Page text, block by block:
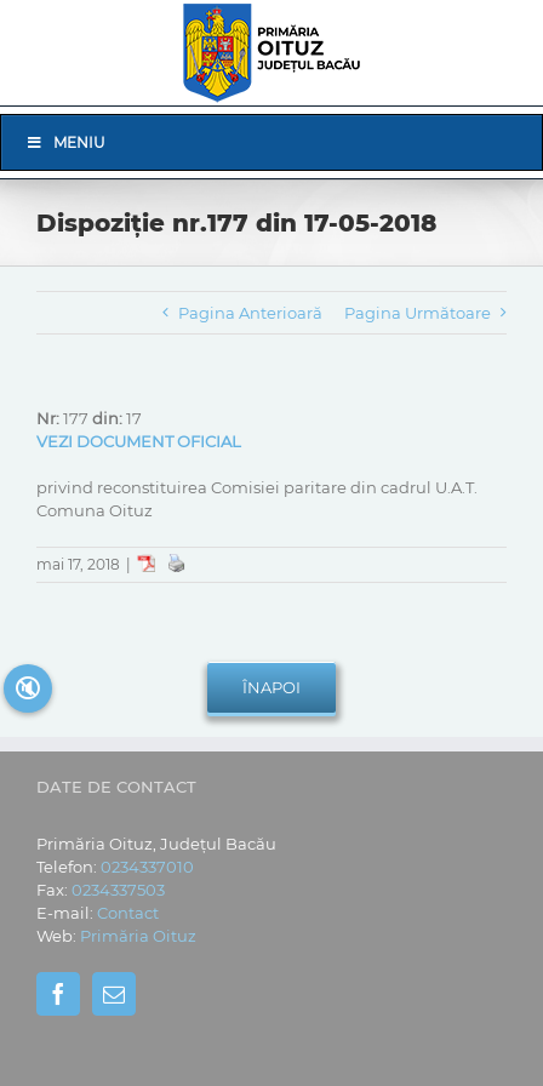
Navigation
MENIU
Dispoziție nr.177 din 17-05-2018
Pagina Anterioară Pagina Următoare
Nr:177 din:17
VEZI DOCUMENT OFICIAL
privind reconstituirea Comisiei paritare din cadrul U.A.T.
Comuna Oituz
mai 17, 2018
DATE DE CONTACT
Primăria Oituz, Județul Bacău
Telefon: 0234337010
Fax: 0234337503
E-mail: Contact
Web: Primăria Oituz
🔇